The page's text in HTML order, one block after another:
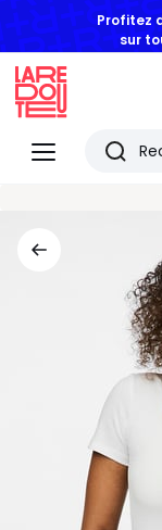
Profitez
sur
Menu
Redoute